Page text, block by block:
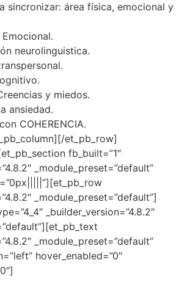
sincronizar: área física, emocional y
neurolinguistica.
y miedos.
ansiedad.
COHERENCIA.
et_pb_row]
fb_built=”1″
_module_preset=”default”
_module_preset=”default”]
_builder_version=”4.8.2″
_module_preset=”default”
hover_enabled=”0″